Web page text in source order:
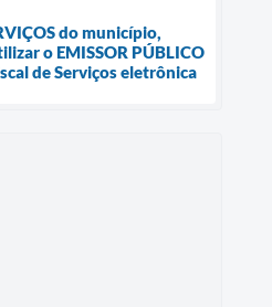
do município,
o EMISSOR PÚBLICO
de Serviços eletrônica